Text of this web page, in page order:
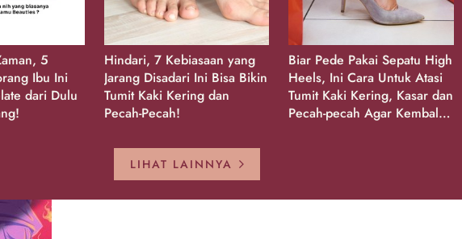
5
Ibu Ini
dari Dulu
Hindari, 7 Kebiasaan yang
Jarang Disadari Ini Bisa Bikin
Tumit Kaki Kering dan
Pecah-Pecah!
Biar Pede Pakai Sepatu High
Heels, Ini Cara Untuk Atasi
Tumit Kaki Kering, Kasar dan
Pecah-pecah Agar Kembali
LIHAT LAINNYA